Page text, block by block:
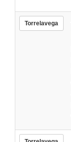
Torrelavega